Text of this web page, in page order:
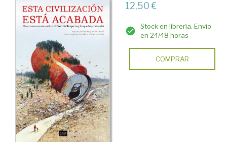
12,50 €
Stock en librería. Envío
en 24/48 horas
COMPRAR